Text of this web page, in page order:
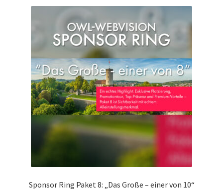
Sponsor Ring Paket 8: „Das Große – einer von 10“